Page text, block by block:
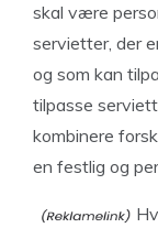
skal være
servietter, der
og som kan
tilpasse
kombinere
en festlig og